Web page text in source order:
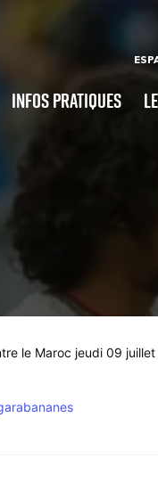
Infos pratiques
le Maroc jeudi 09 juillet